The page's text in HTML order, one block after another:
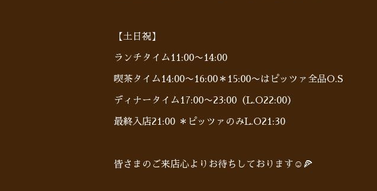
【土日祝】
ランチタイム11:00〜14:00
喫茶タイム14:00〜16:00＊15:00〜はピッツァ全品O.S
ディナータイム17:00〜23:00（L.O22:00）
最終入店21:00 ＊ピッツァのみL.O21:30
皆さまのご来店心よりお待ちしております☺️🍕